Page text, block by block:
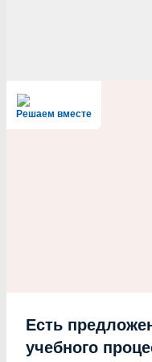
Решаем вместе
Есть
учебного